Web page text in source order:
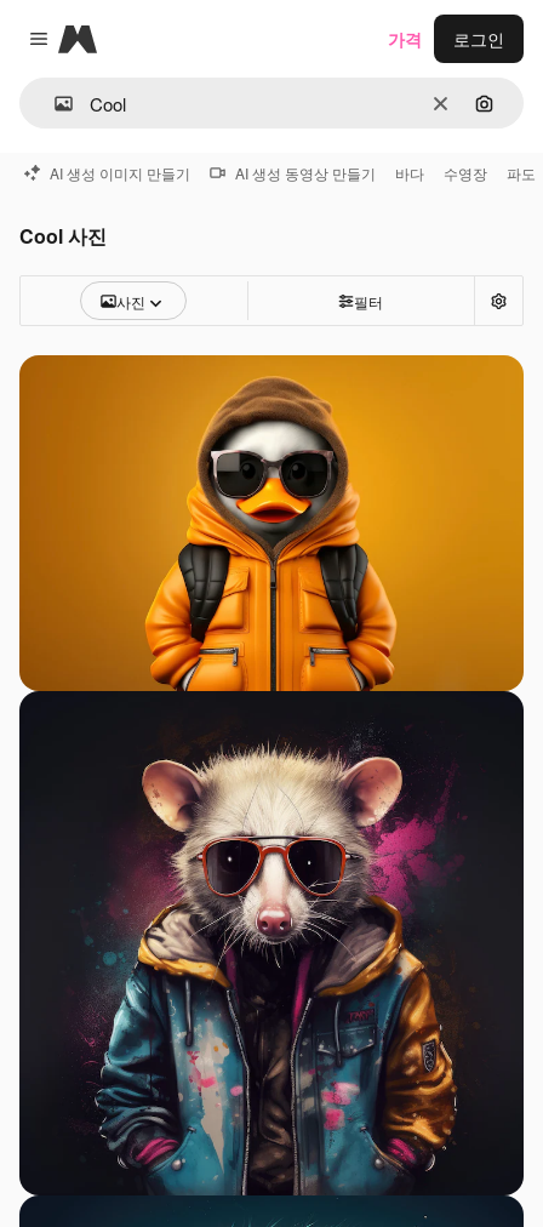
Close menu
Magnific
지우기이미지
가격 로그인
AI 생성 이미지 만들기 AI 생성 동영상 만들기 바다 수영장 파도
Cool 사진
사진 필터